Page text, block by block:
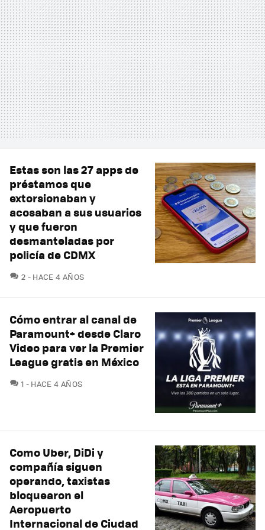
Estas son las 27 apps de
préstamos que
extorsionaban y
acosaban a sus usuarios
y que fueron
desmanteladas por
policía de CDMX
2 COMENTARIOS
HACE 4 AÑOS
Cómo entrar al canal de
Paramount+ desde Claro
Video para ver la Premier
League gratis en México
1 COMENTARIOS
HACE 4 AÑOS
Como Uber, DiDi y
compañía siguen
operando, taxistas
bloquearon el
Aeropuerto
Internacional de Ciudad